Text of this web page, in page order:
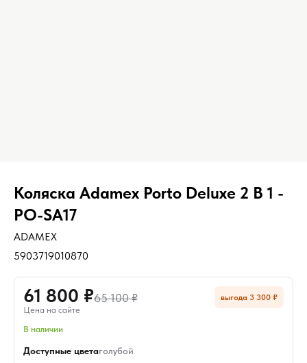
Коляска Adamex Porto Deluxe 2 В 1 -
PO-SA17
ADAMEX
5903719010870
61 800 ₽65 100 ₽
Цена на сайте
выгода 3 300 ₽
В наличии
Доступные цветаголубой